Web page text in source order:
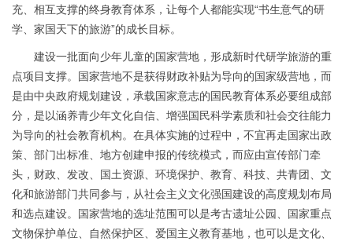
充、相互支撑的终身教育体系，让每个人都能实现“书生意气的研
学、家国天下的旅游”的成长目标。
建设一批面向少年儿童的国家营地，形成新时代研学旅游的重
点项目支撑。国家营地不是获得财政补贴为导向的国家级营地，而
是由中央政府规划建设，承载国家意志的国民教育体系必要组成部
分，是以涵养青少年文化自信、增强国民科学素质和社会交往能力
为导向的社会教育机构。在具体实施的过程中，不宜再走国家出政
策、部门出标准、地方创建申报的传统模式，而应由宣传部门牵
头，财政、发改、国土资源、环境保护、教育、科技、共青团、文
化和旅游部门共同参与，从社会主义文化强国建设的高度规划布局
和选点建设。国家营地的选址范围可以是考古遗址公园、国家重点
文物保护单位、自然保护区、爱国主义教育基地，也可以是文化、